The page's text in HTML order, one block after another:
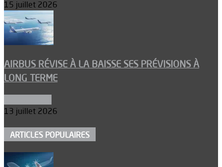
15 juillet 2026
AIRBUS RÉVISE À LA BAISSE SES PRÉVISIONS À
LONG TERME
13 juillet 2026
ARTICLES POPULAIRES